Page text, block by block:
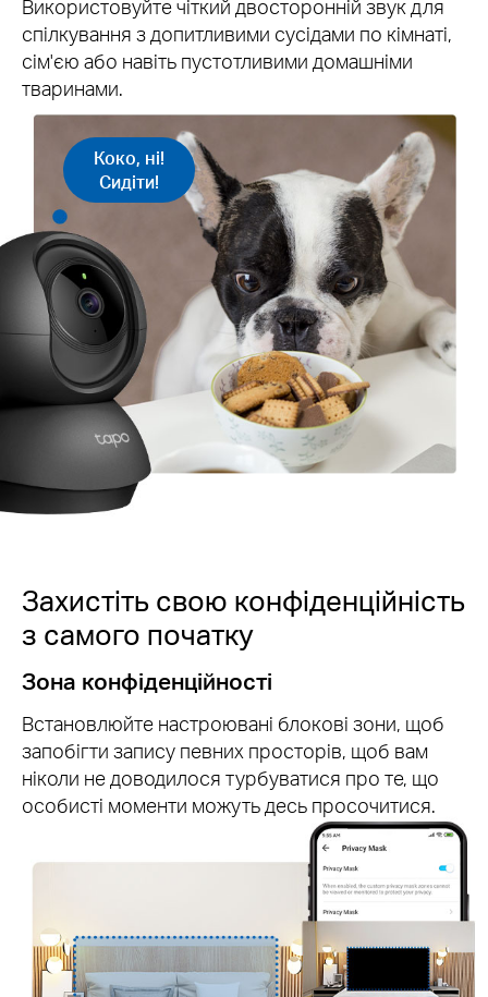
Використовуйте чіткий двосторонній звук для
спілкування з допитливими сусідами по кімнаті,
сім'єю або навіть пустотливими домашніми
тваринами.
Коко, ні!
Сидіти!
Захистіть свою конфіденційність
з самого початку
Зона конфіденційності
Встановлюйте настроювані блокові зони, щоб
запобігти запису певних просторів, щоб вам
ніколи не доводилося турбуватися про те, що
особисті моменти можуть десь просочитися.